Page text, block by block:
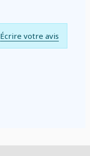
Écrire votre avis